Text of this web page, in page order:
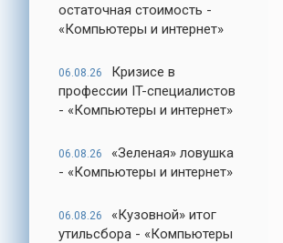
остаточная стоимость -
«Компьютеры и интернет»
06.08.26
Кризисе в
профессии IT-специалистов
- «Компьютеры и интернет»
06.08.26
«Зеленая» ловушка
- «Компьютеры и интернет»
06.08.26
«Кузовной» итог
утильсбора - «Компьютеры